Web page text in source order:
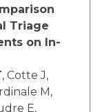
Triage
on In-
, Cotte J,
M,
E,